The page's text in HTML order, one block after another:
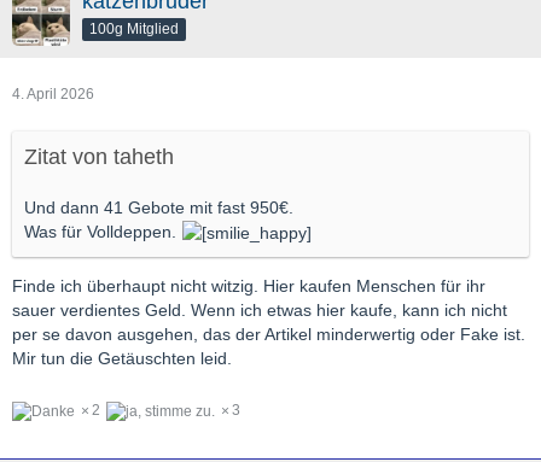
100g Mitglied
4. April 2026
Zitat von taheth
Und dann 41 Gebote mit fast 950€.
Was für Volldeppen.
Finde ich überhaupt nicht witzig. Hier kaufen Menschen für ihr
sauer verdientes Geld. Wenn ich etwas hier kaufe, kann ich nicht
per se davon ausgehen, das der Artikel minderwertig oder Fake ist.
Mir tun die Getäuschten leid.
2 3